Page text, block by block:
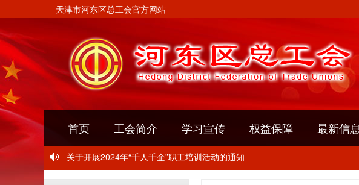
天津市河东区总工会官方网站
首页 工会简介 学习宣传 权益保障 最新信息
关于转发《关于开展2024年“玫瑰书香”女职工主题阅读活动的通知》的通知
关于举办“中国梦·劳动美” 2024年河东区职工摄影比赛的通知
关于开展2024年“千人千企”职工培训活动的通知